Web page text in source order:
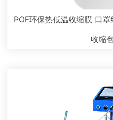
POF环保热低温收缩膜 口
收缩